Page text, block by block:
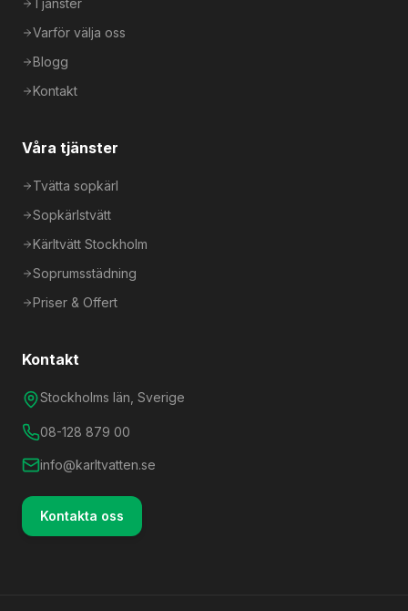
Varför välja oss
Blogg
Kontakt
Våra tjänster
Tvätta sopkärl
Sopkärlstvätt
Kärltvätt Stockholm
Soprumsstädning
Priser & Offert
Kontakt
Stockholms län, Sverige
08-128 879 00
info@karltvatten.se
Kontakta oss